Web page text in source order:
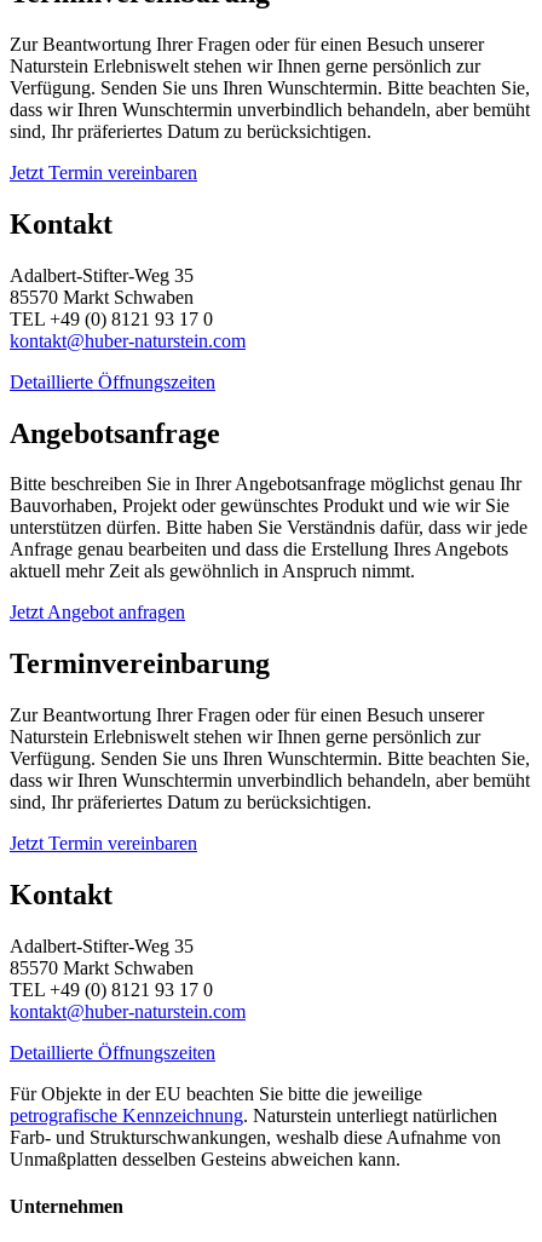
Zur Beantwortung Ihrer Fragen oder für einen Besuch unserer
Naturstein Erlebniswelt stehen wir Ihnen gerne persönlich zur
Verfügung. Senden Sie uns Ihren Wunschtermin. Bitte beachten Sie,
dass wir Ihren Wunschtermin unverbindlich behandeln, aber bemüht
sind, Ihr präferiertes Datum zu berücksichtigen.
Jetzt Termin vereinbaren
Kontakt
Adalbert-Stifter-Weg 35
85570 Markt Schwaben
TEL +49 (0) 8121 93 17 0
kontakt@huber-naturstein.com
Detaillierte Öffnungszeiten
Angebotsanfrage
Bitte beschreiben Sie in Ihrer Angebotsanfrage möglichst genau Ihr
Bauvorhaben, Projekt oder gewünschtes Produkt und wie wir Sie
unterstützen dürfen. Bitte haben Sie Verständnis dafür, dass wir jede
Anfrage genau bearbeiten und dass die Erstellung Ihres Angebots
aktuell mehr Zeit als gewöhnlich in Anspruch nimmt.
Jetzt Angebot anfragen
Terminvereinbarung
Zur Beantwortung Ihrer Fragen oder für einen Besuch unserer
Naturstein Erlebniswelt stehen wir Ihnen gerne persönlich zur
Verfügung. Senden Sie uns Ihren Wunschtermin. Bitte beachten Sie,
dass wir Ihren Wunschtermin unverbindlich behandeln, aber bemüht
sind, Ihr präferiertes Datum zu berücksichtigen.
Jetzt Termin vereinbaren
Kontakt
Adalbert-Stifter-Weg 35
85570 Markt Schwaben
TEL +49 (0) 8121 93 17 0
kontakt@huber-naturstein.com
Detaillierte Öffnungszeiten
Für Objekte in der EU beachten Sie bitte die jeweilige
petrografische Kennzeichnung. Naturstein unterliegt natürlichen
Farb- und Strukturschwankungen, weshalb diese Aufnahme von
Unmaßplatten desselben Gesteins abweichen kann.
Unternehmen